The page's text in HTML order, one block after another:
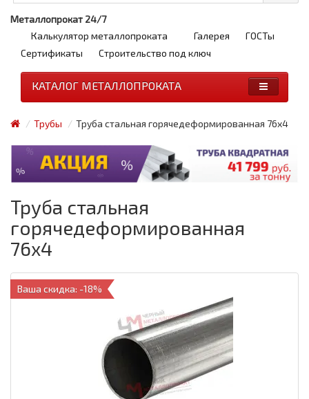
Металлопрокат 24/7
Калькулятор металлопроката
Галерея
ГОСТы
Сертификаты
Строительство под ключ
КАТАЛОГ МЕТАЛЛОПРОКАТА
Трубы Труба стальная горячедеформированная 76x4
Труба стальная
горячедеформированная
76x4
Ваша скидка: -18%